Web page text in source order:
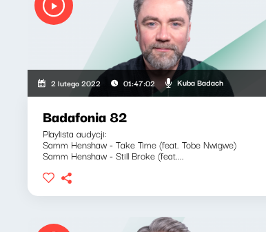
2 lutego 2022 01:47:02 Kuba Badach
Badafonia 82
Playlista audycji:
Samm Henshaw - Take Time (feat. Tobe Nwigwe)
Samm Henshaw - Still Broke (feat....